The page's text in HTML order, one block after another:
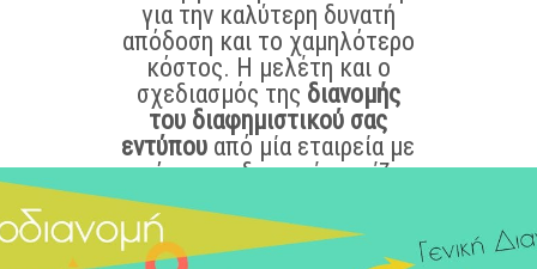
για την καλύτερη δυνατή
απόδοση και το χαμηλότερο
κόστος. Η μελέτη και ο
σχεδιασμός της διανομής
του διαφημιστικού σας
εντύπου από μία εταιρεία με
γνώση της διανομής, παίζει
καθοριστικό ρόλο στην
επιτυχία της διαφημιστικής
σας καμπάνιας.